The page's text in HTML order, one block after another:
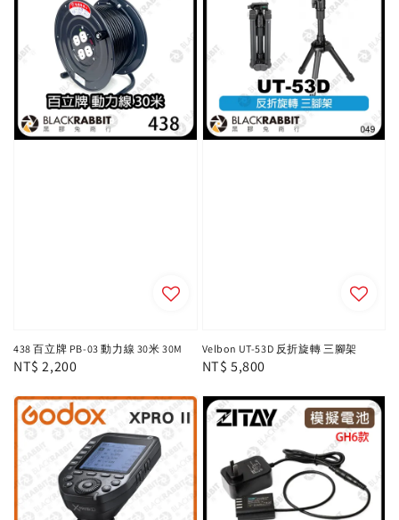
438 百立牌 PB-03 動力線 30米 30M
Regular
NT$ 2,200
Velbon UT-53D 反折旋轉 三腳架
Regular
NT$ 5,800